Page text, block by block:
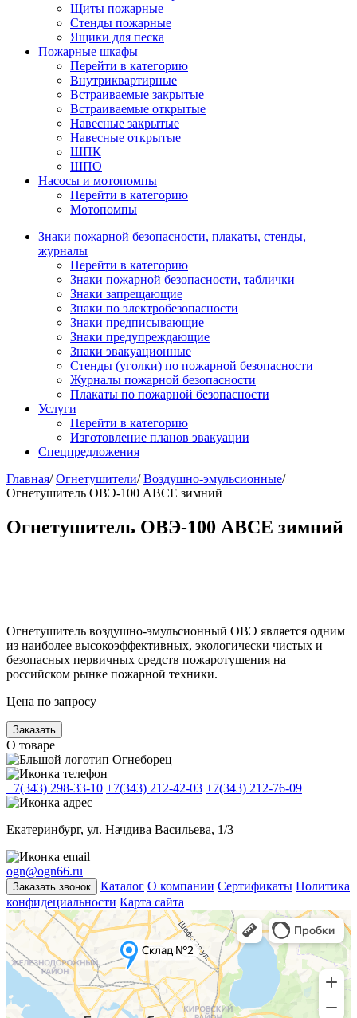
Щиты пожарные
Стенды пожарные
Ящики для песка
Пожарные шкафы
Перейти в категорию
Внутриквартирные
Встраиваемые закрытые
Встраиваемые открытые
Навесные закрытые
Навесные открытые
ШПК
ШПО
Насосы и мотопомпы
Перейти в категорию
Мотопомпы
Знаки пожарной безопасности, плакаты, стенды,
журналы
Перейти в категорию
Знаки пожарной безопасности, таблички
Знаки запрещающие
Знаки по электробезопасности
Знаки предписывающие
Знаки предупреждающие
Знаки эвакуационные
Стенды (уголки) по пожарной безопасности
Журналы пожарной безопасности
Плакаты по пожарной безопасности
Услуги
Перейти в категорию
Изготовление планов эвакуации
Спецпредложения
Главная/Огнетушители/Воздушно-эмульсионные/
Огнетушитель ОВЭ-100 АВСЕ зимний
Огнетушитель ОВЭ-100 АВСЕ зимний
Огнетушитель воздушно-эмульсионный ОВЭ является одним
из наиболее высокоэффективных, экологически чистых и
безопасных первичных средств пожаротушения на
российском рынке пожарной техники.
Цена по запросу
Заказать
О товаре
+7(343) 298-33-10 +7(343) 212-42-03 +7(343) 212-76-09
Екатеринбург, ул. Начдива Васильева, 1/3
ogn@ogn66.ru
Заказать звонок Каталог О компании Сертификаты Политика
конфидециальности Карта сайта